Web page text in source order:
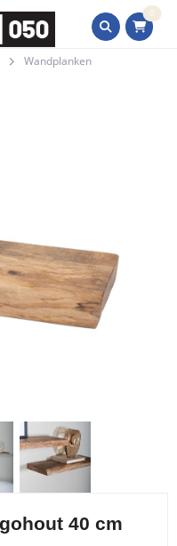
0
Wandplanken
40 cm